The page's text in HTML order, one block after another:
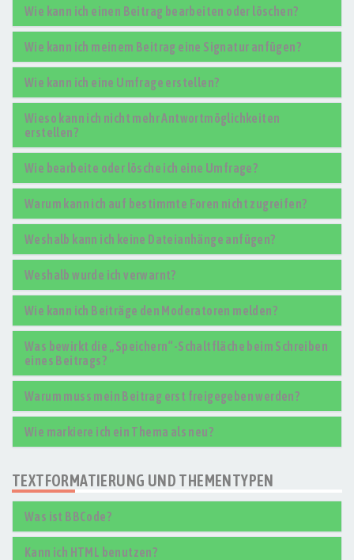
Wie kann ich einen Beitrag bearbeiten oder löschen?
Wie kann ich meinem Beitrag eine Signatur anfügen?
Wie kann ich eine Umfrage erstellen?
Wieso kann ich nicht mehr Antwortmöglichkeiten
erstellen?
Wie bearbeite oder lösche ich eine Umfrage?
Warum kann ich auf bestimmte Foren nicht zugreifen?
Weshalb kann ich keine Dateianhänge anfügen?
Weshalb wurde ich verwarnt?
Wie kann ich Beiträge den Moderatoren melden?
Was bewirkt die „Speichern“-Schaltfläche beim Schreiben
eines Beitrags?
Warum muss mein Beitrag erst freigegeben werden?
Wie markiere ich ein Thema als neu?
TEXTFORMATIERUNG UND THEMENTYPEN
Was ist BBCode?
Kann ich HTML benutzen?